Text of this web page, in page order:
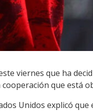
viernes que ha
que está
Unidos explicó que